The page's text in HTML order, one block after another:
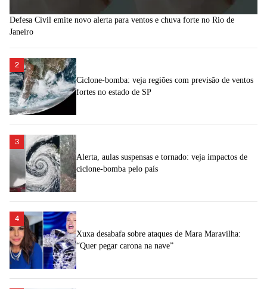
Defesa Civil emite novo alerta para ventos e chuva forte no Rio de
Janeiro
2
Ciclone-bomba: veja regiões com previsão de ventos
fortes no estado de SP
3
Alerta, aulas suspensas e tornado: veja impactos de
ciclone-bomba pelo país
4
Xuxa desabafa sobre ataques de Mara Maravilha:
“Quer pegar carona na nave”